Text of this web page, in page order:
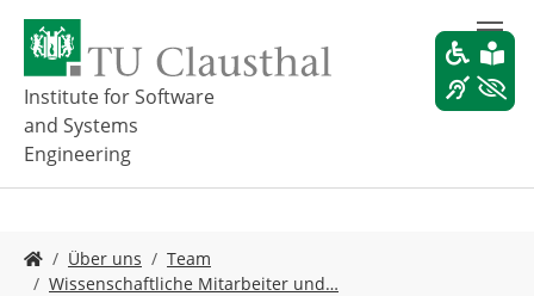
t
Institute for Software
and Systems
Engineering
i
Über uns
Team
Wissenschaftliche Mitarbeiter und…